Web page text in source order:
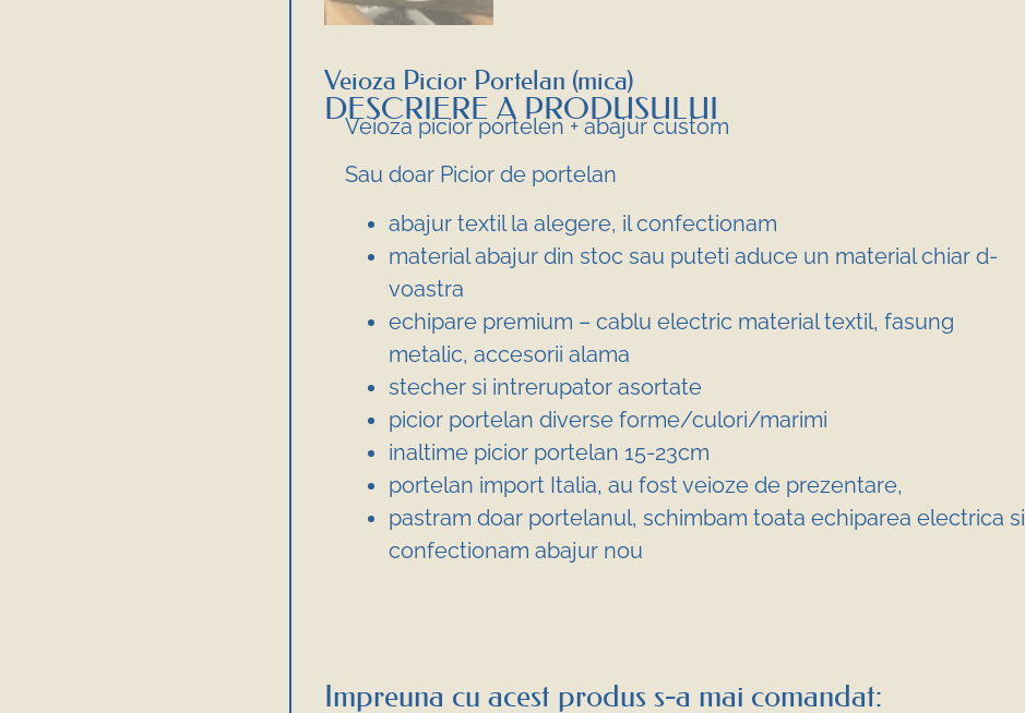
Veioza Picior Portelan (mica)
DESCRIERE A PRODUSULUI
Veioza picior portelen + abajur custom
Sau doar Picior de portelan
abajur textil la alegere, il confectionam
material abajur din stoc sau puteti aduce un material chiar d-
voastra
echipare premium – cablu electric material textil, fasung
metalic, accesorii alama
stecher si intrerupator asortate
picior portelan diverse forme/culori/marimi
inaltime picior portelan 15-23cm
portelan import Italia, au fost veioze de prezentare,
pastram doar portelanul, schimbam toata echiparea electrica si
confectionam abajur nou
Impreuna cu acest produs s-a mai comandat: